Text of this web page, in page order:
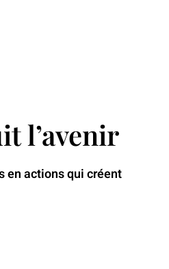
l’avenir
en actions qui créent